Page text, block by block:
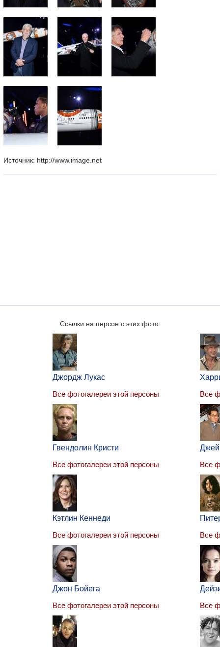
Источник: http://www.image.net
Ссылки на персон с этих фото:
Джордж Лукас
Все фотогалереи этой персоны
Все
Гвендолин Кристи
Все фотогалереи этой персоны
Все
Кэтлин Кеннеди
Все фотогалереи этой персоны
Все
Джон Бойега
Все фотогалереи этой персоны
Все